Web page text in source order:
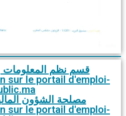
قسم نظم المعلومات
sur le portail d'emploi-
مصلحة الشؤون
sur le portail d'emploi-